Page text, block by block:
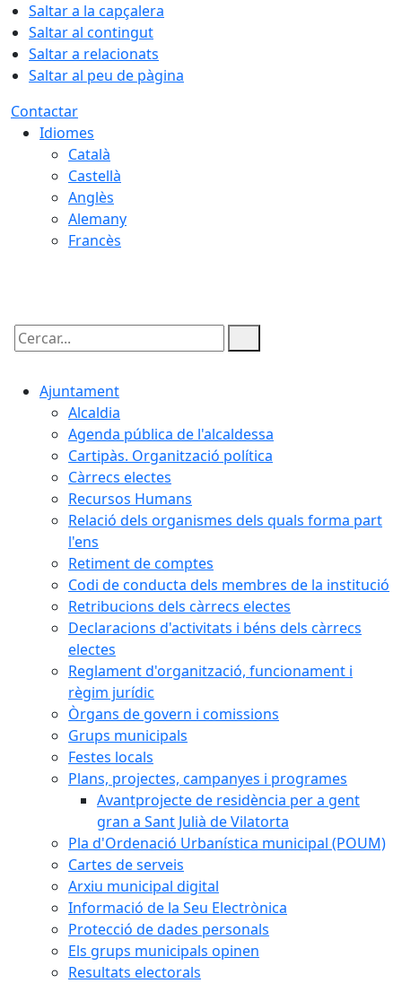
Saltar a la capçalera
Saltar al contingut
Saltar a relacionats
Saltar al peu de pàgina
Contactar
Idiomes
Català
Castellà
Anglès
Alemany
Francès
Cercar:
Ajuntament
Alcaldia
Agenda pública de l'alcaldessa
Cartipàs. Organització política
Càrrecs electes
Recursos Humans
Relació dels organismes dels quals forma part
l'ens
Retiment de comptes
Codi de conducta dels membres de la institució
Retribucions dels càrrecs electes
Declaracions d'activitats i béns dels càrrecs
electes
Reglament d'organització, funcionament i
règim jurídic
Òrgans de govern i comissions
Grups municipals
Festes locals
Plans, projectes, campanyes i programes
Avantprojecte de residència per a gent
gran a Sant Julià de Vilatorta
Pla d'Ordenació Urbanística municipal (POUM)
Cartes de serveis
Arxiu municipal digital
Informació de la Seu Electrònica
Protecció de dades personals
Els grups municipals opinen
Resultats electorals